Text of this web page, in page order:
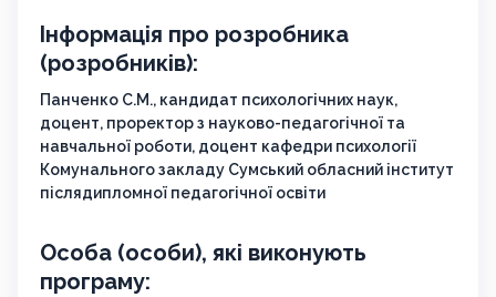
Інформація про розробника
(розробників):
Панченко С.М., кандидат психологічних наук,
доцент, проректор з науково-педагогічної та
навчальної роботи, доцент кафедри психології
Комунального закладу Сумський обласний інститут
післядипломної педагогічної освіти
Особа (особи), які виконують
програму: